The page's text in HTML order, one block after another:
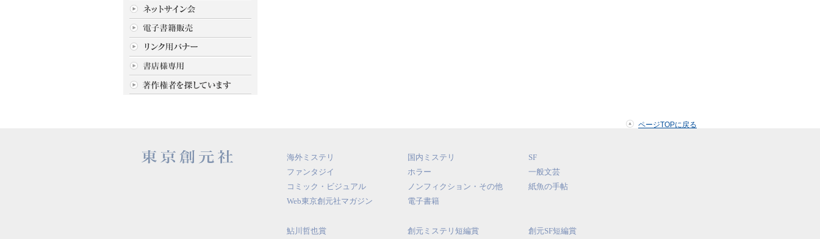
ページTOPに戻る
海外ミステリ 国内ミステリ
SF
ファンタジイ
ホラー
一般文芸
コミック・ビジュアル
ノンフィクション・その他
紙魚の手帖
Web東京創元社マガジン
電子書籍
鮎川哲也賞 創元ミステリ短編賞 創元SF短編賞